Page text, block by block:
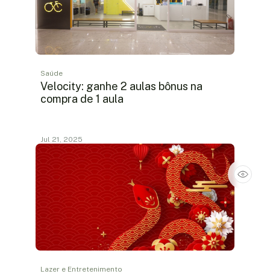
Saúde
Velocity: ganhe 2 aulas bônus na
compra de 1 aula
Jul 21, 2025
Lazer e Entretenimento